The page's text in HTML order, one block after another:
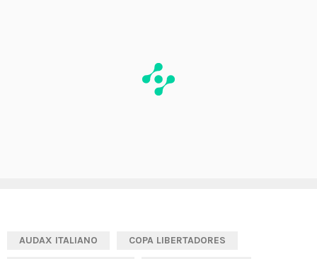
AUDAX ITALIANO COPA LIBERTADORES